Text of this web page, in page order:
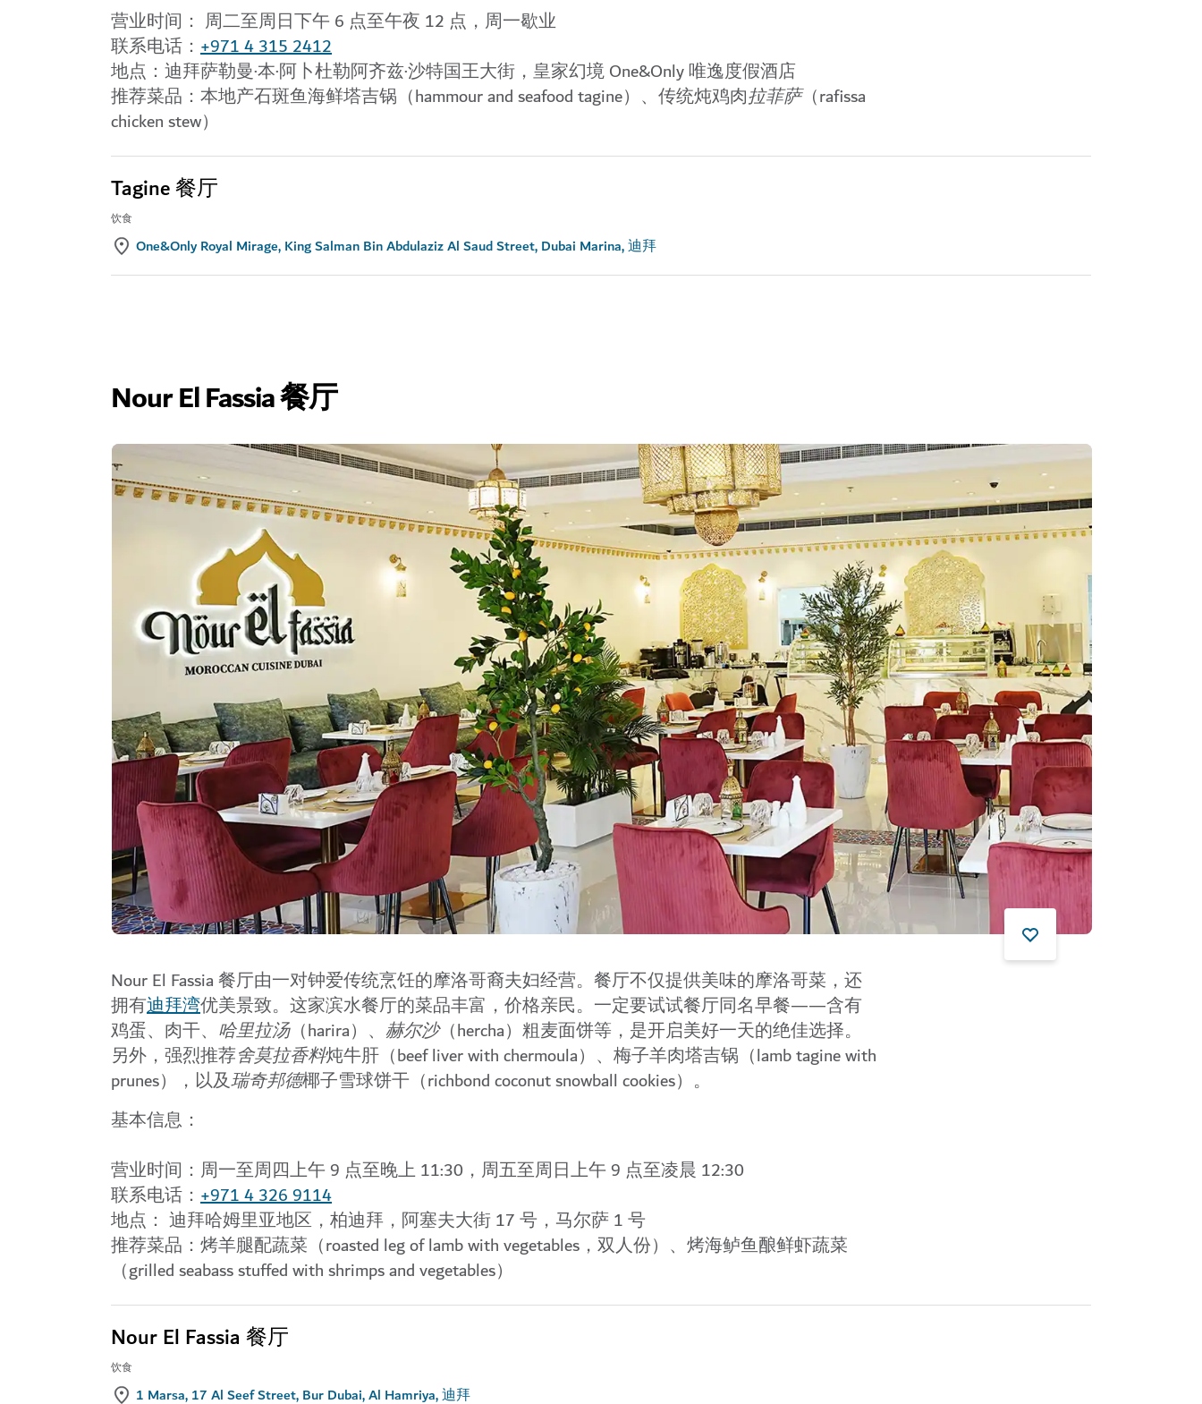
营业时间： 周二至周日下午 6 点至午夜 12 点，周一歇业
联系电话： +971 4 315 2412
地点： 迪拜萨勒曼·本·阿卜杜勒阿齐兹·沙特国王大街，皇家幻境 One&Only 唯逸度假酒店
推荐菜品： 本地产石斑鱼海鲜塔吉锅（hammour and seafood tagine）、传统炖鸡肉拉菲萨（rafissa
chicken stew）
Tagine 餐厅
饮食
One&Only Royal Mirage, King Salman Bin Abdulaziz Al Saud Street, Dubai Marina, 迪拜
Nour El Fassia 餐厅
Nour El Fassia 餐厅由一对钟爱传统烹饪的摩洛哥裔夫妇经营。餐厅不仅提供美味的摩洛哥菜，还
拥有迪拜湾优美景致。这家滨水餐厅的菜品丰富，价格亲民。一定要试试餐厅同名早餐——含有
鸡蛋、肉干、 哈里拉汤（harira）、 赫尔沙（hercha）粗麦面饼等，是开启美好一天的绝佳选择。
另外，强烈推荐舍莫拉香料炖牛肝（beef liver with chermoula）、梅子羊肉塔吉锅（lamb tagine with
prunes），以及瑞奇邦德椰子雪球饼干（richbond coconut snowball cookies）。
基本信息：
营业时间： 周一至周四上午 9 点至晚上 11:30，周五至周日上午 9 点至凌晨 12:30
联系电话： +971 4 326 9114
地点： 迪拜哈姆里亚地区，柏迪拜，阿塞夫大街 17 号，马尔萨 1 号
推荐菜品： 烤羊腿配蔬菜（roasted leg of lamb with vegetables，双人份）、烤海鲈鱼酿鲜虾蔬菜
（grilled seabass stuffed with shrimps and vegetables）
Nour El Fassia 餐厅
饮食
1 Marsa, 17 Al Seef Street, Bur Dubai, Al Hamriya, 迪拜